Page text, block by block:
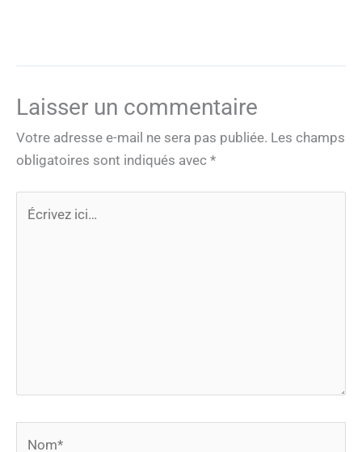
Laisser un commentaire
Votre adresse e-mail ne sera pas publiée. Les champs
obligatoires sont indiqués avec *